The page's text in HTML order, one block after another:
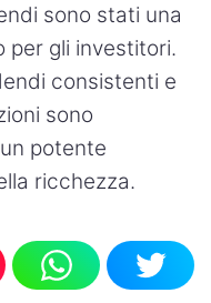
sono stati una
gli investitori.
consistenti e
sono
potente
ricchezza.